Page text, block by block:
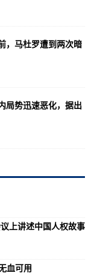
，马杜罗遭到两次暗
局势迅速恶化，据出
上讲述中国人权故事
血可用